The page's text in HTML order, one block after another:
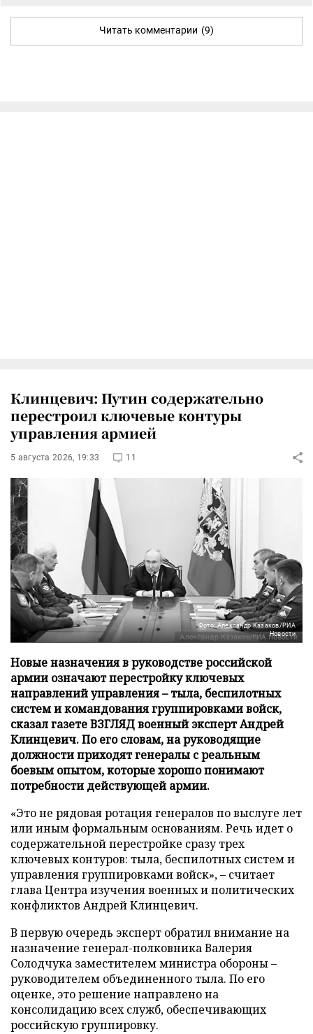
Читать комментарии (9)
Клинцевич: Путин содержательно
перестроил ключевые контуры
управления армией
5 августа 2026, 19:33 11
Фото: Александр Казаков/РИА
Новости
Новые назначения в руководстве российской
армии означают перестройку ключевых
направлений управления – тыла, беспилотных
систем и командования группировками войск,
сказал газете ВЗГЛЯД военный эксперт Андрей
Клинцевич. По его словам, на руководящие
должности приходят генералы с реальным
боевым опытом, которые хорошо понимают
потребности действующей армии.
«Это не рядовая ротация генералов по выслуге лет
или иным формальным основаниям. Речь идет о
содержательной перестройке сразу трех
ключевых контуров: тыла, беспилотных систем и
управления группировками войск», – считает
глава Центра изучения военных и политических
конфликтов Андрей Клинцевич.
В первую очередь эксперт обратил внимание на
назначение генерал-полковника Валерия
Солодчука заместителем министра обороны –
руководителем объединенного тыла. По его
оценке, это решение направлено на
консолидацию всех служб, обеспечивающих
российскую группировку.